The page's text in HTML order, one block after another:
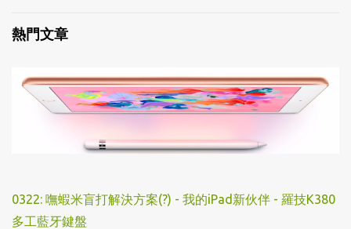
▸ 藝術設計
熱門文章
0322: 嘸蝦米盲打解決方案(?) - 我的iPad新伙伴 - 羅技K380
多工藍牙鍵盤